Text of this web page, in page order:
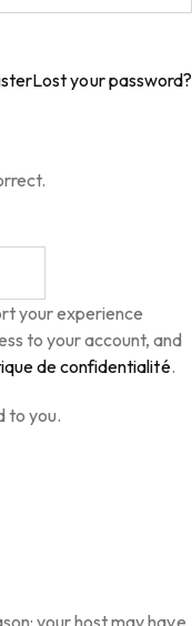
Lost your password?
your experience
to your account, and
de confidentialité.
to you.
your host may have